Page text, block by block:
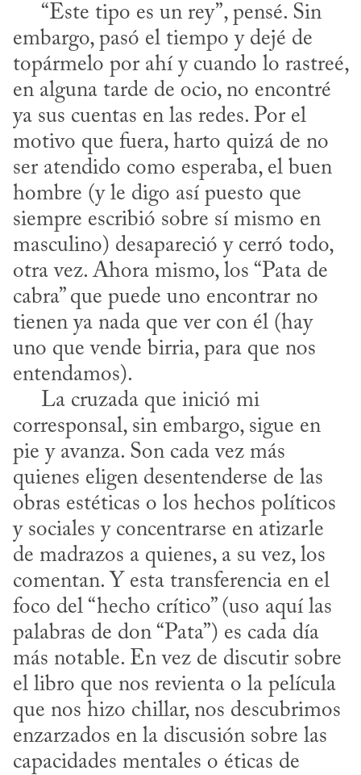
embargo, pasó el tiempo y dejé de
topármelo por ahí y cuando lo rastreé,
en alguna tarde de ocio, no encontré
ya sus cuentas en las redes. Por el
motivo que fuera, harto quizá de no
ser atendido como esperaba, el buen
hombre (y le digo así puesto que
siempre escribió sobre sí mismo en
masculino) desapareció y cerró todo,
otra vez. Ahora mismo, los “Pata de
cabra” que puede uno encontrar no
tienen ya nada que ver con él (hay
uno que vende birria, para que nos
entendamos).
corresponsal, sin embargo, sigue en
pie y avanza. Son cada vez más
quienes eligen desentenderse de las
obras estéticas o los hechos políticos
y sociales y concentrarse en atizarle
de madrazos a quienes, a su vez, los
comentan. Y esta transferencia en el
foco del “hecho crítico” (uso aquí las
palabras de don “Pata”) es cada día
más notable. En vez de discutir sobre
el libro que nos revienta o la película
que nos hizo chillar, nos descubrimos
enzarzados en la discusión sobre las
capacidades mentales o éticas de